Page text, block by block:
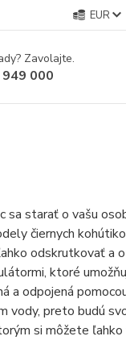
EUR
Zavolajte.
000
starať o vašu
čiernych
odskrutkovať a
ktoré
a odpojená
vody, preto budú
si môžete